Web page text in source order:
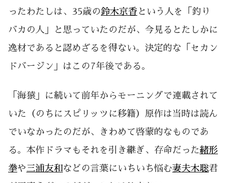
ったわたしは、35歳の鈴木京香 という人を「釣り
バカの人」と思っていたのだが、今見るとたしかに
逸材であると認めざるを得ない。決定的な「セカン
ドバージン」はこの7年後である。
「海猿」に続いて前年からモーニングで連載されて
いた（のちにスピリッツに移籍）原作は当時は読ん
でいなかったのだが、きわめて啓蒙的なものであ
る。本作ドラマもそれを引き継ぎ、存命だった緒形
拳や三浦友和などの言葉にいちいち悩む妻夫木聡君